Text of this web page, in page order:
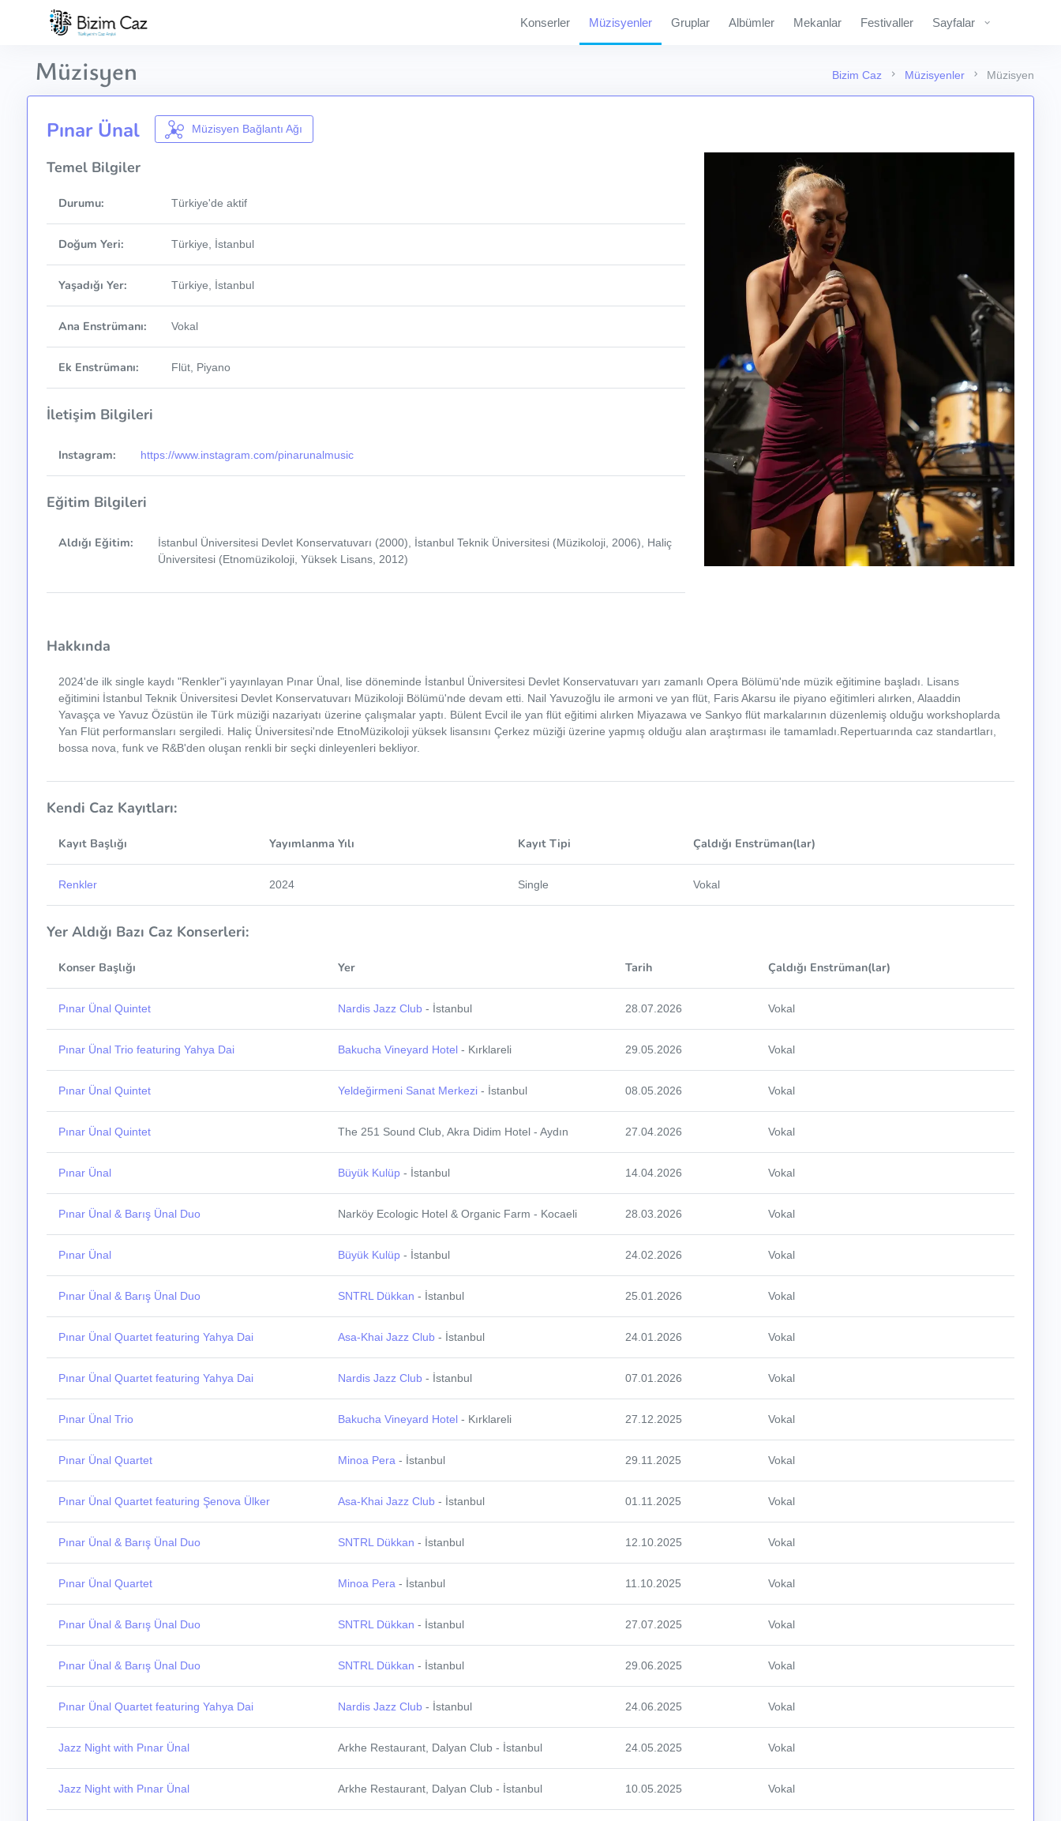
Konserler Müzisyenler Gruplar Albümler Mekanlar Festivaller Sayfalar
Bizim Caz Müzisyenler Müzisyen
Müzisyen
Pınar Ünal Müzisyen Bağlantı Ağı
Temel Bilgiler
Durumu: Türkiye'de aktif
Doğum Yeri: Türkiye, İstanbul
Yaşadığı Yer: Türkiye, İstanbul
Ana Enstrümanı: Vokal
Ek Enstrümanı: Flüt, Piyano
İletişim Bilgileri
Instagram: https://www.instagram.com/pinarunalmusic
Eğitim Bilgileri
Aldığı Eğitim:
İstanbul Üniversitesi Devlet Konservatuvarı (2000), İstanbul Teknik Üniversitesi (Müzikoloji, 2006), Haliç
Üniversitesi (Etnomüzikoloji, Yüksek Lisans, 2012)
Hakkında
2024'de ilk single kaydı "Renkler"i yayınlayan Pınar Ünal, lise döneminde İstanbul Üniversitesi Devlet Konservatuvarı yarı zamanlı Opera Bölümü'nde müzik eğitimine başladı. Lisans
eğitimini İstanbul Teknik Üniversitesi Devlet Konservatuvarı Müzikoloji Bölümü'nde devam etti. Nail Yavuzoğlu ile armoni ve yan flüt, Faris Akarsu ile piyano eğitimleri alırken, Alaaddin
Yavaşça ve Yavuz Özüstün ile Türk müziği nazariyatı üzerine çalışmalar yaptı. Bülent Evcil ile yan flüt eğitimi alırken Miyazawa ve Sankyo flüt markalarının düzenlemiş olduğu workshoplarda
Yan Flüt performansları sergiledi. Haliç Üniversitesi'nde EtnoMüzikoloji yüksek lisansını Çerkez müziği üzerine yapmış olduğu alan araştırması ile tamamladı.Repertuarında caz standartları,
bossa nova, funk ve R&B'den oluşan renkli bir seçki dinleyenleri bekliyor.
Kendi Caz Kayıtları:
Kayıt Başlığı Yayımlanma Yılı Kayıt Tipi Çaldığı Enstrüman(lar)
Renkler 2024 Single Vokal
Yer Aldığı Bazı Caz Konserleri:
Konser Başlığı Yer Tarih Çaldığı Enstrüman(lar)
Pınar Ünal Quintet Nardis Jazz Club- İstanbul 28.07.2026 Vokal
Pınar Ünal Trio featuring Yahya Dai Bakucha Vineyard Hotel- Kırklareli 29.05.2026 Vokal
Pınar Ünal Quintet Yeldeğirmeni Sanat Merkezi- İstanbul 08.05.2026 Vokal
Pınar Ünal Quintet The 251 Sound Club, Akra Didim Hotel - Aydın 27.04.2026 Vokal
Pınar Ünal Büyük Kulüp- İstanbul 14.04.2026 Vokal
Pınar Ünal & Barış Ünal Duo Narköy Ecologic Hotel & Organic Farm - Kocaeli 28.03.2026 Vokal
Pınar Ünal Büyük Kulüp- İstanbul 24.02.2026 Vokal
Pınar Ünal & Barış Ünal Duo SNTRL Dükkan - İstanbul 25.01.2026 Vokal
Pınar Ünal Quartet featuring Yahya Dai Asa-Khai Jazz Club- İstanbul 24.01.2026 Vokal
Pınar Ünal Quartet featuring Yahya Dai Nardis Jazz Club- İstanbul 07.01.2026 Vokal
Pınar Ünal Trio Bakucha Vineyard Hotel- Kırklareli 27.12.2025 Vokal
Pınar Ünal Quartet Minoa Pera - İstanbul 29.11.2025 Vokal
Pınar Ünal Quartet featuring Şenova Ülker Asa-Khai Jazz Club- İstanbul 01.11.2025 Vokal
Pınar Ünal & Barış Ünal Duo SNTRL Dükkan - İstanbul 12.10.2025 Vokal
Pınar Ünal Quartet Minoa Pera - İstanbul 11.10.2025 Vokal
Pınar Ünal & Barış Ünal Duo SNTRL Dükkan - İstanbul 27.07.2025 Vokal
Pınar Ünal & Barış Ünal Duo SNTRL Dükkan - İstanbul 29.06.2025 Vokal
Pınar Ünal Quartet featuring Yahya Dai Nardis Jazz Club- İstanbul 24.06.2025 Vokal
Jazz Night with Pınar Ünal Arkhe Restaurant, Dalyan Club - İstanbul 24.05.2025 Vokal
Jazz Night with Pınar Ünal Arkhe Restaurant, Dalyan Club - İstanbul 10.05.2025 Vokal